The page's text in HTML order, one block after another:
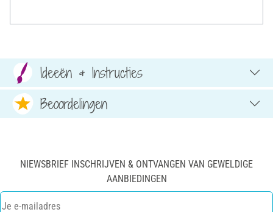
Ideeën & Instructies
Beoordelingen
NIEWSBRIEF INSCHRIJVEN & ONTVANGEN VAN GEWELDIGE
AANBIEDINGEN